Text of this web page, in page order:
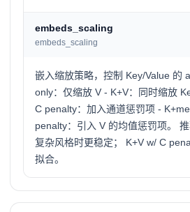
embeds_scaling
embeds_scaling
嵌入缩放策略，控制 Key/Value 的
only：仅缩放 V - K+V：同时缩放
C penalty：加入通道惩罚项 -
penalty：引入 V 的均值惩罚项。
复杂风格时更稳定； K+V w/ C
拟合。